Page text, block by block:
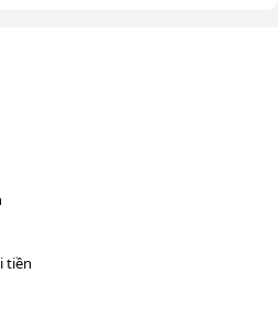
đầu tư sản phẩm này, khách
chúng tôi qua số
đơn Kumisai KMS 002
tiền